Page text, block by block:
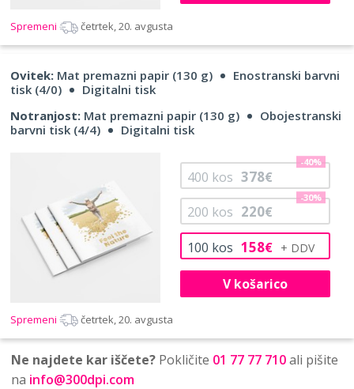
Spremeni četrtek, 20. avgusta
Ovitek: Mat premazni papir (130 g)
Enostranski barvni
tisk (4/0)
Digitalni tisk
Notranjost: Mat premazni papir (130 g)
Obojestranski
barvni tisk (4/4)
Digitalni tisk
100 kos 158€
200 kos 220€
-30%
400 kos 378€
-40%
V košarico
Spremeni četrtek, 20. avgusta
Ne najdete kar iščete? Pokličite 01 77 77 710ali pišite
na info@300dpi.com